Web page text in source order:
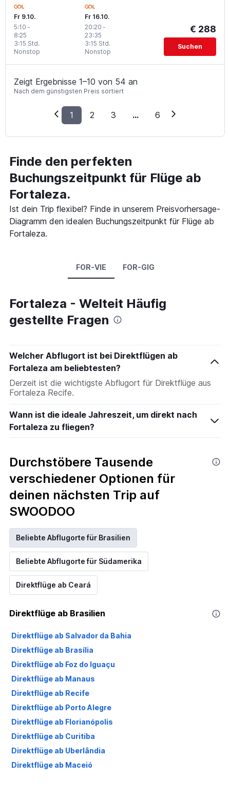
Fr 9.10.
5:10 -
8:25
Nonstop
3:15 Std.
Fr 16.10.
20:20 -
23:35
Nonstop
3:15 Std.
€ 288
Suchen
Zeigt Ergebnisse 1–10 von 54 an
Nach dem günstigsten Preis sortiert
1 2 3 ... 6
Finde den perfekten
Buchungszeitpunkt für Flüge ab
Fortaleza.
Ist dein Trip flexibel? Finde in unserem Preisvorhersage-
Diagramm den idealen Buchungszeitpunkt für Flüge ab
Fortaleza.
FOR-VIE FOR-GIG
Fortaleza - Welteit Häufig
gestellte Fragen
Welcher Abflugort ist bei Direktflügen ab
Fortaleza am beliebtesten?
Derzeit ist die wichtigste Abflugort für Direktflüge aus
Fortaleza Recife.
Wann ist die ideale Jahreszeit, um direkt nach
Fortaleza zu fliegen?
Durchstöbere Tausende
verschiedener Optionen für
deinen nächsten Trip auf
SWOODOO
Beliebte Abflugorte für Brasilien
Beliebte Abflugorte für Südamerika
Direktflüge ab Ceará
Direktflüge ab Brasilien
Direktflüge ab Salvador da Bahia
Direktflüge ab Brasília
Direktflüge ab Foz do Iguaçu
Direktflüge ab Manaus
Direktflüge ab Recife
Direktflüge ab Porto Alegre
Direktflüge ab Florianópolis
Direktflüge ab Curitiba
Direktflüge ab Uberlândia
Direktflüge ab Maceió